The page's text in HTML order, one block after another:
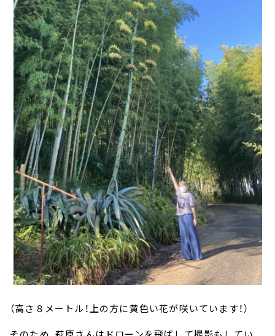
（高さ８メートル！上の方に黄色い花が咲いています！）